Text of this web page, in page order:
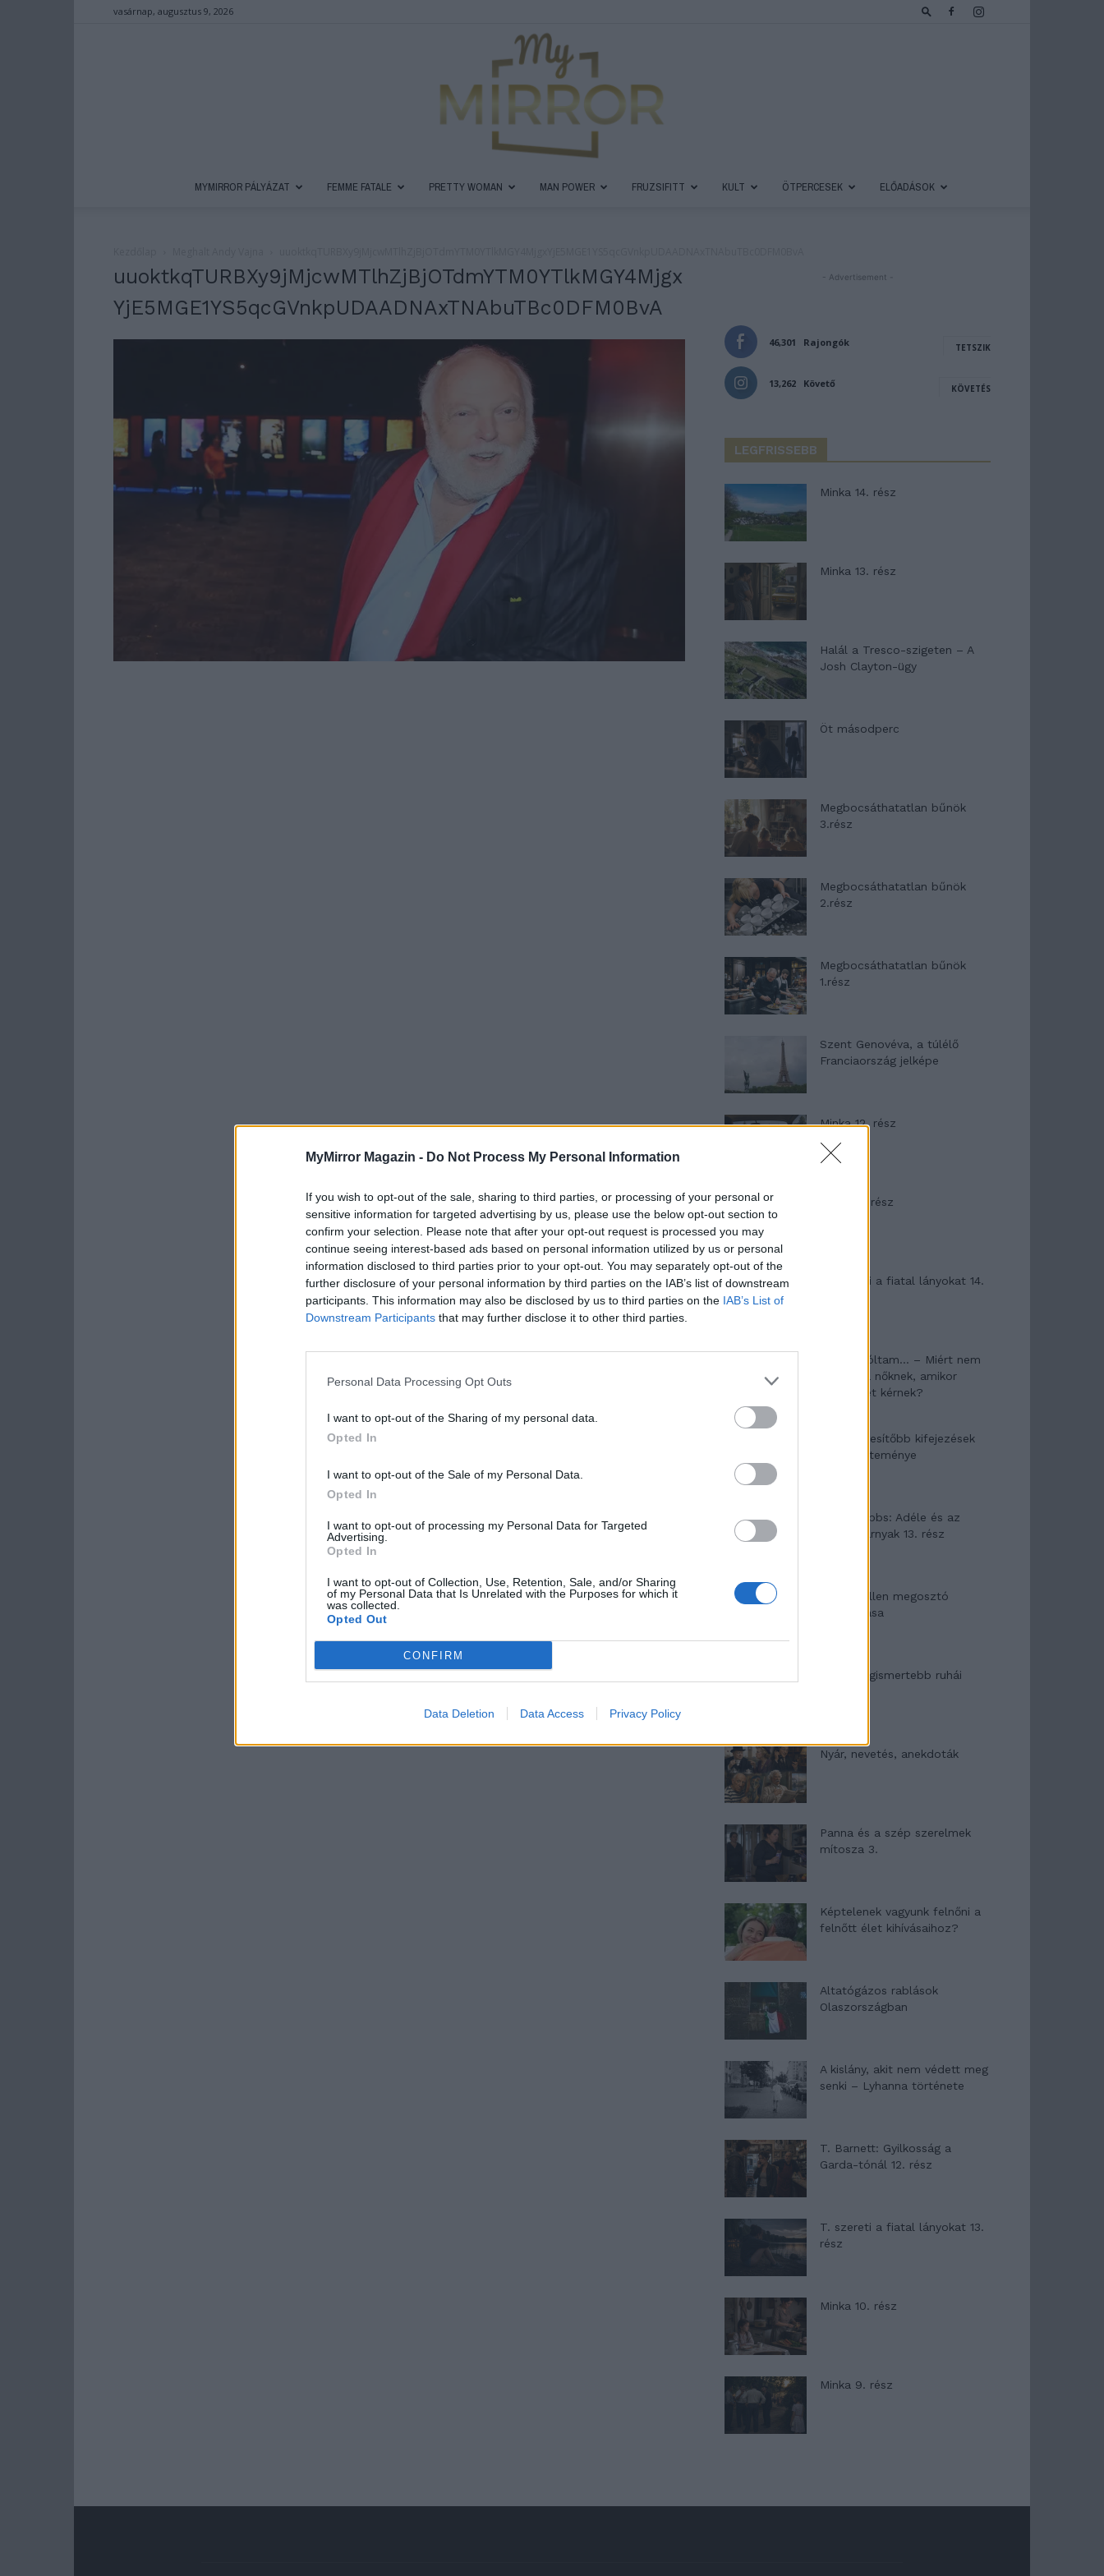
MyMirror Magazin - Do Not Process My Personal Information
If you wish to opt-out of the sale, sharing to third parties, or processing of your personal or
sensitive information for targeted advertising by us, please use the below opt-out section to
confirm your selection. Please note that after your opt-out request is processed you may
continue seeing interest-based ads based on personal information utilized by us or personal
information disclosed to third parties prior to your opt-out. You may separately opt-out of the
further disclosure of your personal information by third parties on the IAB’s list of downstream
participants. This information may also be disclosed by us to third parties on the IAB’s List of
Downstream Participants that may further disclose it to other third parties.
Personal Data Processing Opt Outs
I want to opt-out of the Sharing of my personal data.
Opted In
I want to opt-out of the Sale of my Personal Data.
Opted In
I want to opt-out of processing my Personal Data for Targeted
Advertising.
Opted In
I want to opt-out of Collection, Use, Retention, Sale, and/or Sharing
of my Personal Data that Is Unrelated with the Purposes for which it
was collected.
Opted Out
CONFIRM
Data Deletion Data Access Privacy Policy
vasárnap, augusztus 9, 2026
MYMIRROR PÁLYÁZAT FEMME FATALE PRETTY WOMAN MAN POWER FRUZSIFITT KULT ÖTPERCESEK ELŐADÁSOK
uuoktkqTURBXy9jMjcwMTlhZjBjOTdmYTM0YTlkMGY4Mjgx
YjE5MGE1YS5qcGVnkpUDAADNAxTNAbuTBc0DFM0BvA
- Advertisement -
46,301 Rajongók TETSZIK
13,262 Követő KÖVETÉS
LEGFRISSEBB
Minka 14. rész
Minka 13. rész
Halál a Tresco-szigeten – A
Josh Clayton-ügy
Öt másodperc
Megbocsáthatatlan bűnök
3.rész
Megbocsáthatatlan bűnök
2.rész
Megbocsáthatatlan bűnök
1.rész
Szent Genovéva, a túlélő
Franciaország jelképe
Minka 12. rész
Minka 11. rész
T. szereti a fiatal lányokat 14.
Pedig szóltam… – Miért nem
hiszünk a nőknek, amikor
segítséget kérnek?
A legidegesítőbb kifejezések
laza gyűjteménye
Elyna Robbs: Adéle és az
örökölt árnyak 13. rész
Woody Allen megosztó
zsenialitása
A világ legismertebb ruhái
Nyár, nevetés, anekdoták
Panna és a szép szerelmek
mítosza 3.
Képtelenek vagyunk felnőni a
felnőtt élet kihívásaihoz?
Altatógázos rablások
Olaszországban
A kislány, akit nem védett meg
senki – Lyhanna története
T. Barnett: Gyilkosság a
Garda-tónál 12. rész
T. szereti a fiatal lányokat 13.
rész
Minka 10. rész
Minka 9. rész